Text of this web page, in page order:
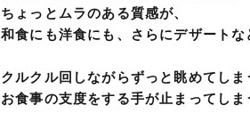
ちょっとムラのある質感が、
和食にも洋食にも、さらにデザートな
クルクル回しながらずっと眺めてしま
お食事の支度をする手が止まってしま